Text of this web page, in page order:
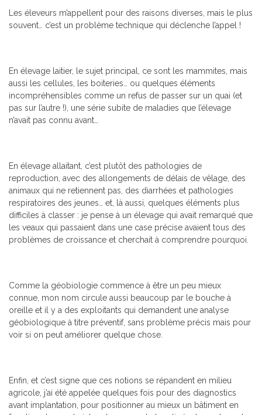
Les éleveurs m’appellent pour des raisons diverses, mais le plus
souvent… c’est un problème technique qui déclenche l’appel !
En élevage laitier, le sujet principal, ce sont les mammites, mais
aussi les cellules, les boiteries… ou quelques éléments
incompréhensibles comme un refus de passer sur un quai (et
pas sur l’autre !), une série subite de maladies que l’élevage
n’avait pas connu avant…
En élevage allaitant, c’est plutôt des pathologies de
reproduction, avec des allongements de délais de vêlage, des
animaux qui ne retiennent pas, des diarrhées et pathologies
respiratoires des jeunes… et, là aussi, quelques éléments plus
difficiles à classer : je pense à un élevage qui avait remarqué que
les veaux qui passaient dans une case précise avaient tous des
problèmes de croissance et cherchait à comprendre pourquoi.
Comme la géobiologie commence à être un peu mieux
connue, mon nom circule aussi beaucoup par le bouche à
oreille et il y a des exploitants qui demandent une analyse
géobiologique à titre préventif, sans problème précis mais pour
voir si on peut améliorer quelque chose.
Enfin, et c’est signe que ces notions se répandent en milieu
agricole, j’ai été appelée quelques fois pour des diagnostics
avant implantation, pour positionner au mieux un bâtiment en